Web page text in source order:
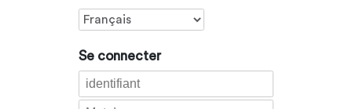
Se connecter